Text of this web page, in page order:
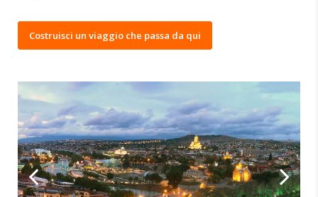
Costruisci un viaggio che passa da qui